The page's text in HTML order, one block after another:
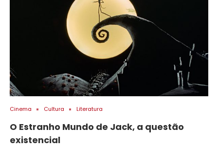
Cinema Cultura Literatura
O Estranho Mundo de Jack, a questão
existencial